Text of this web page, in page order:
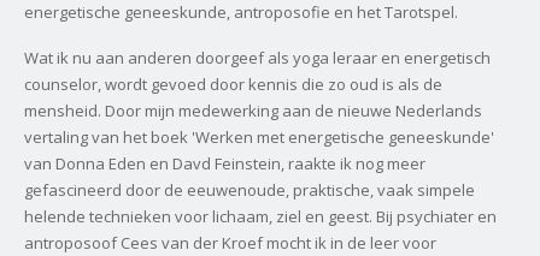
energetische geneeskunde, antroposofie en het Tarotspel.
Wat ik nu aan anderen doorgeef als yoga leraar en energetisch
counselor, wordt gevoed door kennis die zo oud is als de
mensheid. Door mijn medewerking aan de nieuwe Nederlands
vertaling van het boek 'Werken met energetische geneeskunde'
van Donna Eden en Davd Feinstein, raakte ik nog meer
gefascineerd door de eeuwenoude, praktische, vaak simpele
helende technieken voor lichaam, ziel en geest. Bij psychiater en
antroposoof Cees van der Kroef mocht ik in de leer voor